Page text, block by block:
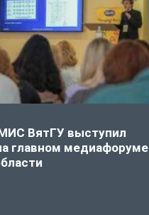
ВятГУ выступил
главном медиафоруме